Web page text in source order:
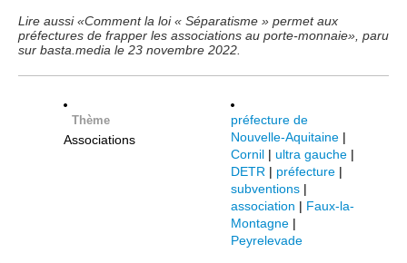
Lire aussi «Comment la loi « Séparatisme » permet aux
préfectures de frapper les associations au porte-monnaie», paru
sur basta.media le 23 novembre 2022.
Thème
Associations
préfecture de
Nouvelle-Aquitaine |
Cornil | ultra gauche |
DETR | préfecture |
subventions |
association | Faux-la-
Montagne |
Peyrelevade